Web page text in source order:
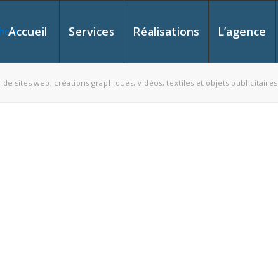
Accueil Services Réalisations L’agence
sites web, créations graphiques, vidéos, textiles et objets publicitaires